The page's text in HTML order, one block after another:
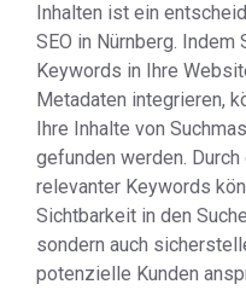
Inhalten ist ein
SEO in Nürnberg.
Keywords in Ihre
Metadaten integrieren,
Ihre Inhalte von
gefunden werden.
relevanter Keywords
Sichtbarkeit in den
sondern auch
potenzielle Kunden